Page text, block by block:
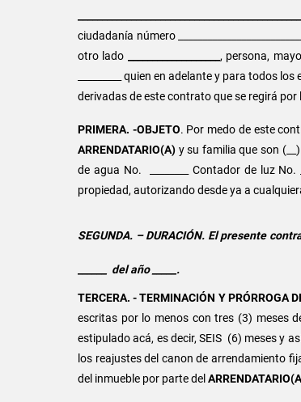
ciudadanía número
otro lado
, persona,
_________ quien en adelante y para todos
derivadas de este contrato que se regirá
PRIMERA. -OBJETO. Por medo de este
ARRENDATARIO(A) y su familia que son (__)
de agua No. ________ Contador de luz No.
propiedad, autorizando desde ya a
SEGUNDA. – DURACIÓN. El presente
______ del año _____.
TERCERA. - TERMINACIÓN Y PRÓRROGA
escritas por lo menos con tres (3) meses
estipulado acá, es decir, SEIS (6) meses y
los reajustes del canon de arrendamiento
del inmueble por parte del